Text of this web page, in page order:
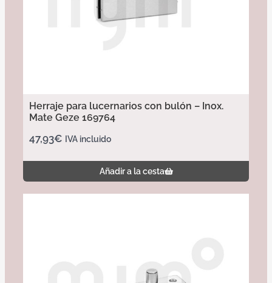
Herraje para lucernarios con bulón – Inox.
Mate Geze 169764
47,93€ IVA incluido
Añadir a la cesta